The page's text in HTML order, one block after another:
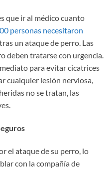
que ir al médico cuanto
personas necesitaron
un ataque de perro. Las
deben tratarse con urgencia.
para evitar cicatrices
cualquier lesión nerviosa,
no se tratan, las
el ataque de su perro, lo
con la compañía de